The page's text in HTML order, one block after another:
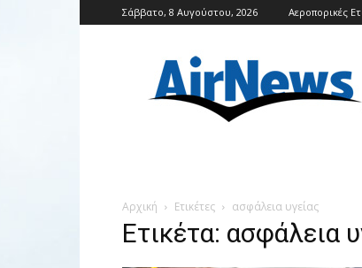
Σάββατο, 8 Αυγούστου, 2026 Αεροπορικές
Αρχική Ετικέτες ασφάλεια υγείας
Ετικέτα: ασφάλεια